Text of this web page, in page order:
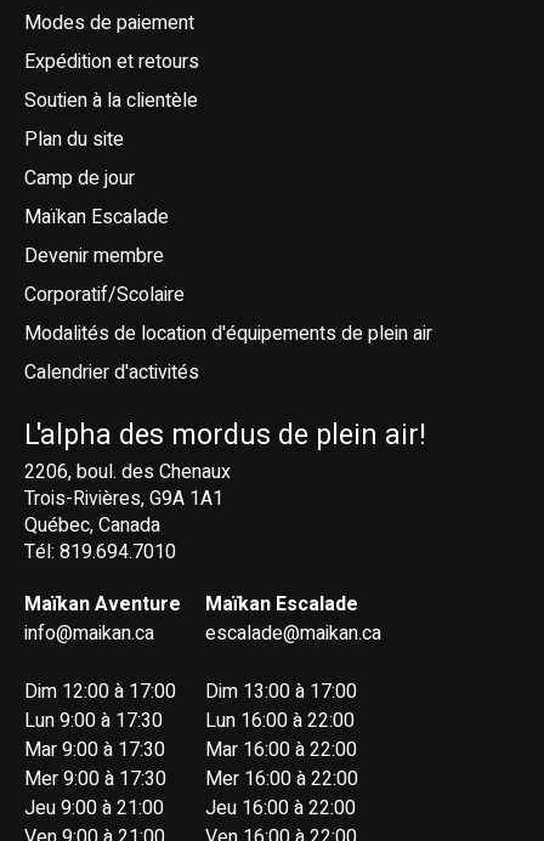
Modes de paiement
Expédition et retours
Soutien à la clientèle
Plan du site
Camp de jour
Maïkan Escalade
Devenir membre
Corporatif/Scolaire
Modalités de location d'équipements de plein air
Calendrier d'activités
L'alpha des mordus de plein air!
2206, boul. des Chenaux
Trois-Rivières, G9A 1A1
Québec, Canada
Tél: 819.694.7010
Maïkan Aventure
info@maikan.ca
Dim 12:00 à 17:00
Lun 9:00 à 17:30
Mar 9:00 à 17:30
Mer 9:00 à 17:30
Jeu 9:00 à 21:00
Maïkan Escalade
escalade@maikan.ca
Dim 13:00 à 17:00
Lun 16:00 à 22:00
Mar 16:00 à 22:00
Mer 16:00 à 22:00
Jeu 16:00 à 22:00